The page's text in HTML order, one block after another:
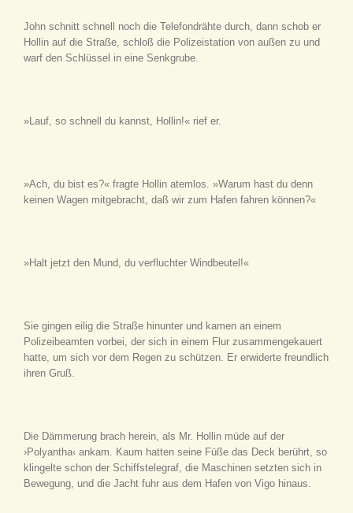
John schnitt schnell noch die Telefondrähte durch, dann schob er
Hollin auf die Straße, schloß die Polizeistation von außen zu und
warf den Schlüssel in eine Senkgrube.
»Lauf, so schnell du kannst, Hollin!« rief er.
»Ach, du bist es?« fragte Hollin atemlos. »Warum hast du denn
keinen Wagen mitgebracht, daß wir zum Hafen fahren können?«
»Halt jetzt den Mund, du verfluchter Windbeutel!«
Sie gingen eilig die Straße hinunter und kamen an einem
Polizeibeamten vorbei, der sich in einem Flur zusammengekauert
hatte, um sich vor dem Regen zu schützen. Er erwiderte freundlich
ihren Gruß.
Die Dämmerung brach herein, als Mr. Hollin müde auf der
›Polyantha‹ ankam. Kaum hatten seine Füße das Deck berührt, so
klingelte schon der Schiffstelegraf, die Maschinen setzten sich in
Bewegung, und die Jacht fuhr aus dem Hafen von Vigo hinaus.